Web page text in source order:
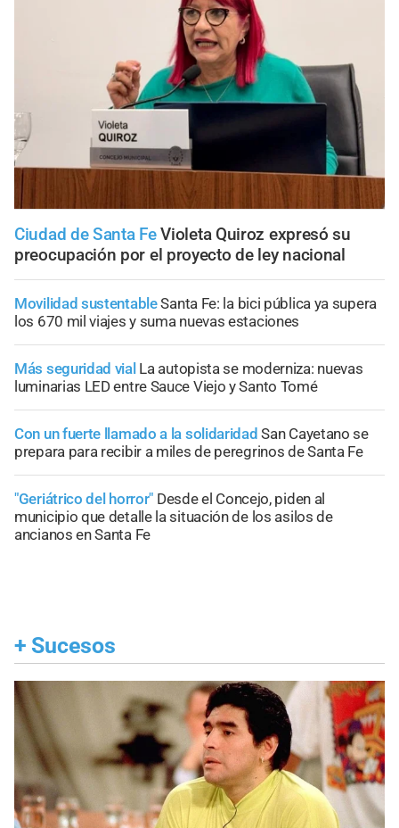
Ciudad de Santa Fe Violeta Quiroz expresó su
preocupación por el proyecto de ley nacional
Movilidad sustentableSanta Fe: la bici pública ya supera
los 670 mil viajes y suma nuevas estaciones
Más seguridad vial La autopista se moderniza: nuevas
luminarias LED entre Sauce Viejo y Santo Tomé
Con un fuerte llamado a la solidaridad San Cayetano se
prepara para recibir a miles de peregrinos de Santa Fe
"Geriátrico del horror" Desde el Concejo, piden al
municipio que detalle la situación de los asilos de
ancianos en Santa Fe
+ Sucesos